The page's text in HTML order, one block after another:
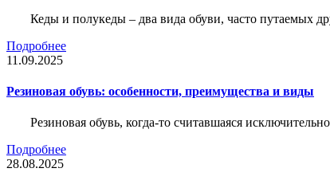
Кеды и полукеды – два вида обуви, часто путаемых
Подробнее
11.09.2025
Резиновая обувь: особенности, преимущества и виды
Резиновая обувь, когда-то считавшаяся
Подробнее
28.08.2025